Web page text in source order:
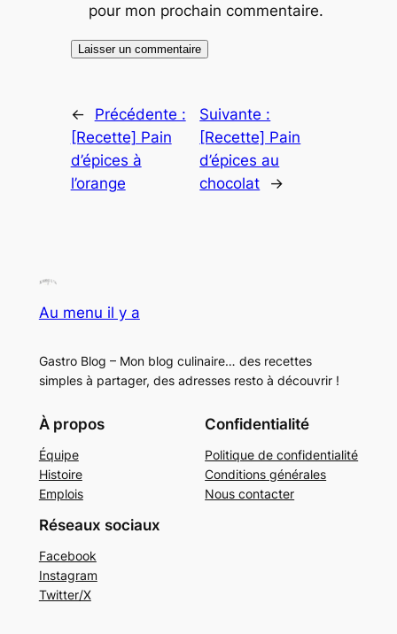
pour mon prochain commentaire.
←
Précédente :
[Recette] Pain
d’épices à
l’orange
Suivante :
[Recette] Pain
d’épices au
chocolat
→
Au menu il y a
Gastro Blog – Mon blog culinaire… des recettes
simples à partager, des adresses resto à découvrir !
À propos
Équipe
Histoire
Emplois
Confidentialité
Politique de confidentialité
Conditions générales
Nous contacter
Réseaux sociaux
Facebook
Instagram
Twitter/X